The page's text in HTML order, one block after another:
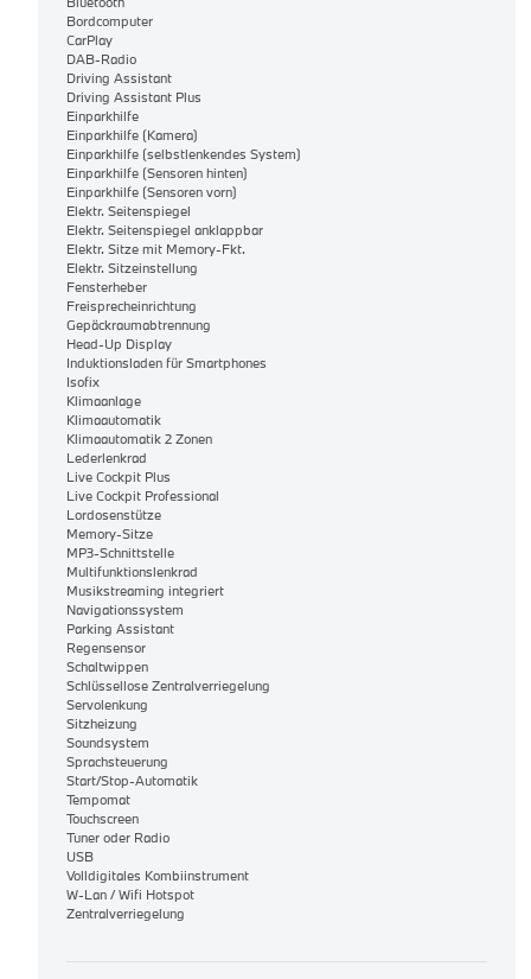
Bordcomputer
CarPlay
DAB-Radio
Driving Assistant
Driving Assistant Plus
Einparkhilfe
Einparkhilfe (Kamera)
Einparkhilfe (selbstlenkendes System)
Einparkhilfe (Sensoren hinten)
Einparkhilfe (Sensoren vorn)
Elektr. Seitenspiegel
Elektr. Seitenspiegel anklappbar
Elektr. Sitze mit Memory-Fkt.
Elektr. Sitzeinstellung
Fensterheber
Freisprecheinrichtung
Gepäckraumabtrennung
Head-Up Display
Induktionsladen für Smartphones
Isofix
Klimaanlage
Klimaautomatik
Klimaautomatik 2 Zonen
Lederlenkrad
Live Cockpit Plus
Live Cockpit Professional
Lordosenstütze
Memory-Sitze
MP3-Schnittstelle
Multifunktionslenkrad
Musikstreaming integriert
Navigationssystem
Parking Assistant
Regensensor
Schaltwippen
Schlüssellose Zentralverriegelung
Servolenkung
Sitzheizung
Soundsystem
Sprachsteuerung
Start/Stop-Automatik
Tempomat
Touchscreen
Tuner oder Radio
USB
Volldigitales Kombiinstrument
W-Lan / Wifi Hotspot
Zentralverriegelung